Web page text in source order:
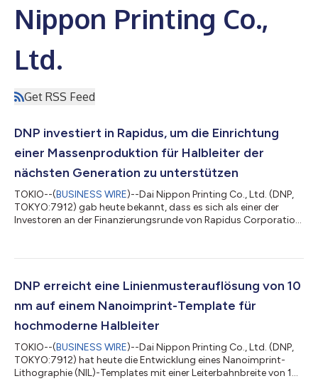
Nippon Printing Co.,
Ltd.
Get RSS Feed
DNP investiert in Rapidus, um die Einrichtung
einer Massenproduktion für Halbleiter der
nächsten Generation zu unterstützen
TOKIO--(BUSINESS WIRE)--Dai Nippon Printing Co., Ltd. (DNP,
TOKYO:7912) gab heute bekannt, dass es sich als einer der
Investoren an der Finanzierungsrunde von Rapidus Corporation
aktuellen Forschungs- und Entwicklungsphase zur
überzugehen. Durch diese Initiative wird DNP die Entwicklung
DNP erreicht eine Linienmusterauflösung von 10
nm auf einem Nanoimprint-Template für
hochmoderne Halbleiter
TOKIO--(BUSINESS WIRE)--Dai Nippon Printing Co., Ltd. (DNP,
TOKYO:7912) hat heute die Entwicklung eines Nanoimprint-
Lithographie (NIL)-Templates mit einer Leiterbahnbreite von 10